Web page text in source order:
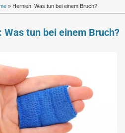
» Hernien: Was tun bei einem Bruch?
Was tun bei einem Bruch?